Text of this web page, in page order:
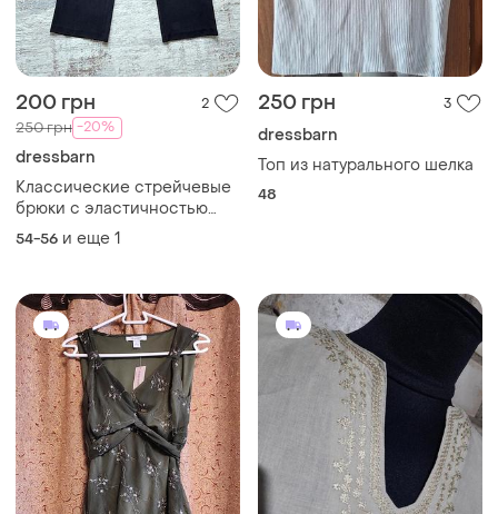
200 грн 2
250 грн -20%
dressbarn
Классические стрейчевые
брюки с эластичностью
поясом, 54-56-58,
dressbarn
54-56 и еще 1
250 грн 3
dressbarn
Топ из натурального шелка
48